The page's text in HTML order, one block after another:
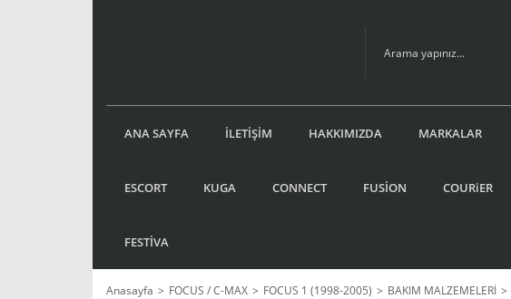
ANA SAYFA İLETİŞİM HAKKIMIZDA MARKALAR
ESCORT KUGA CONNECT FUSİON COURiER
FESTİVA
Anasayfa FOCUS / C-MAX FOCUS 1 (1998-2005) BAKIM MALZEMELERİ